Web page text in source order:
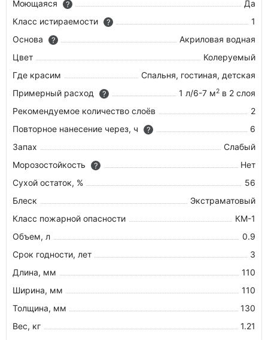
Моющаяся
?
Да
Класс истираемости
?
1
Основа
?
Акриловая водная
Цвет
Колеруемый
Где красим
Спальня, гостиная, детская
Примерный расход
? 1 л/6-7 м2 в 2 слоя
Рекомендуемое количество слоёв
2
Повторное нанесение через, ч
?
6
Запах
Слабый
Морозостойкость
?
Нет
Сухой остаток, %
56
Блеск
Экстраматовый
Класс пожарной опасности
КМ-1
Объем, л
0.9
Срок годности, лет
3
Длина, мм
110
Ширина, мм
110
Толщина, мм
130
Вес, кг
1.21